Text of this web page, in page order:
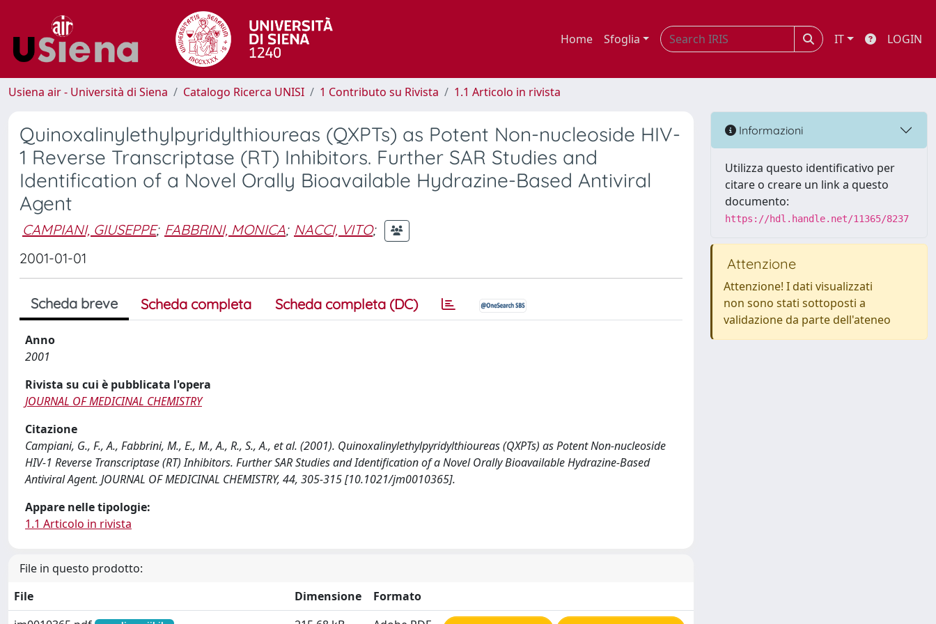
Home Sfoglia IT LOGIN
Usiena air - Università di Siena Catalogo Ricerca UNISI 1 Contributo su Rivista 1.1 Articolo in rivista
Quinoxalinylethylpyridylthioureas (QXPTs) as Potent Non-nucleoside HIV-
1 Reverse Transcriptase (RT) Inhibitors. Further SAR Studies and
Identification of a Novel Orally Bioavailable Hydrazine-Based Antiviral
Agent
CAMPIANI, GIUSEPPE; FABBRINI, MONICA; NACCI, VITO;
2001-01-01
Scheda breve Scheda completa Scheda completa (DC)
Anno
2001
Rivista su cui è pubblicata l'opera
JOURNAL OF MEDICINAL CHEMISTRY
Citazione
Campiani, G., F., A., Fabbrini, M., E., M., A., R., S., A., et al. (2001). Quinoxalinylethylpyridylthioureas (QXPTs) as Potent Non-nucleoside
HIV-1 Reverse Transcriptase (RT) Inhibitors. Further SAR Studies and Identification of a Novel Orally Bioavailable Hydrazine-Based
Antiviral Agent. JOURNAL OF MEDICINAL CHEMISTRY, 44, 305-315 [10.1021/jm0010365].
Appare nelle tipologie:
1.1 Articolo in rivista
File in questo prodotto:
File
Dimensione
Formato
Informazioni
Utilizza questo identificativo per
citare o creare un link a questo
documento:
https://hdl.handle.net/11365/8237
Attenzione
Attenzione! I dati visualizzati
non sono stati sottoposti a
validazione da parte dell'ateneo